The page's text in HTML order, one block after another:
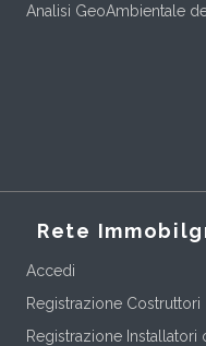
Analisi GeoAmbientale
Rete
Accedi
Registrazione Costruttori
Registrazione Installatori